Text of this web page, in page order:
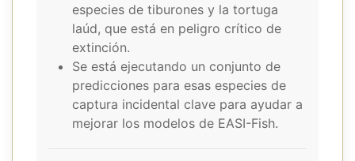
especies de tiburones y la tortuga
laúd, que está en peligro crítico de
extinción.
Se está ejecutando un conjunto de
predicciones para esas especies de
captura incidental clave para ayudar a
mejorar los modelos de EASI-Fish.